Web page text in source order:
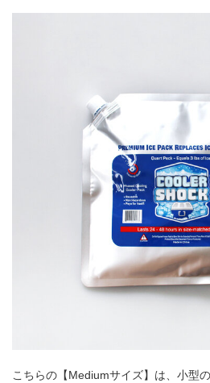
こちらの【Mediumサイズ】は、小型